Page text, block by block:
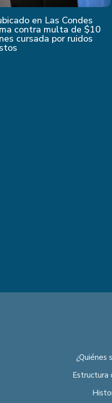
en Las Condes
contra multa de $10
cursada por ruidos
¿Quiénes
Estructura